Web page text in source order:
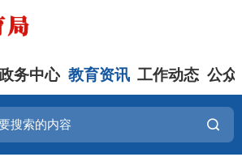
务中心 教育资讯 工作动态 公众